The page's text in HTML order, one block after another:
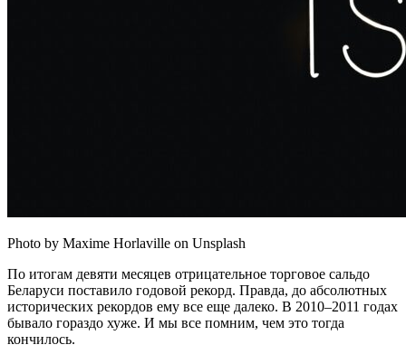
Photo by Maxime Horlaville on Unsplash
По итогам девяти месяцев отрицательное торговое сальдо
Беларуси поставило годовой рекорд. Правда, до абсолютных
исторических рекордов ему все еще далеко. В 2010–2011 годах
бывало гораздо хуже. И мы все помним, чем это тогда
кончилось.